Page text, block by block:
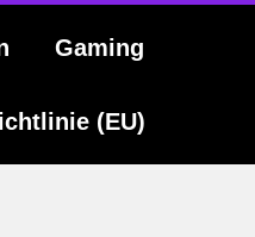
Gaming
(EU)